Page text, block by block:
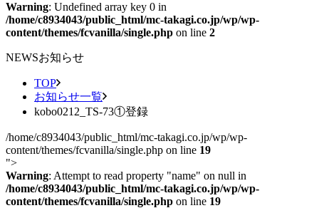
Warning: Undefined array key 0 in
/home/c8934043/public_html/mc-takagi.co.jp/wp/wp-
content/themes/fcvanilla/single.php on line 2
NEWSお知らせ
TOP
お知らせ一覧
kobo0212_TS-73①登録
/home/c8934043/public_html/mc-takagi.co.jp/wp/wp-
content/themes/fcvanilla/single.php on line 19
">
Warning: Attempt to read property "name" on null in
/home/c8934043/public_html/mc-takagi.co.jp/wp/wp-
content/themes/fcvanilla/single.php on line 19